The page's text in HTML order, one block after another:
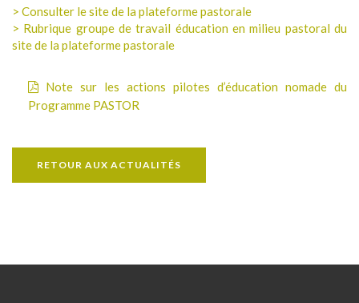
> Consulter le site de la plateforme pastorale
> Rubrique groupe de travail éducation en milieu pastoral du
site de la plateforme pastorale
Note sur les actions pilotes d’éducation nomade du
Programme PASTOR
RETOUR AUX ACTUALITÉS